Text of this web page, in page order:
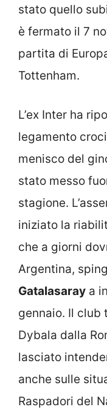
stato quello
è fermato il 7
partita di
Tottenham.
L’ex Inter ha
legamento
menisco del
stato messo
stagione.
iniziato la
che a giorni
Argentina,
Gatalasaray a
gennaio. Il club
Dybala dalla
lasciato
anche sulle
Raspadori del